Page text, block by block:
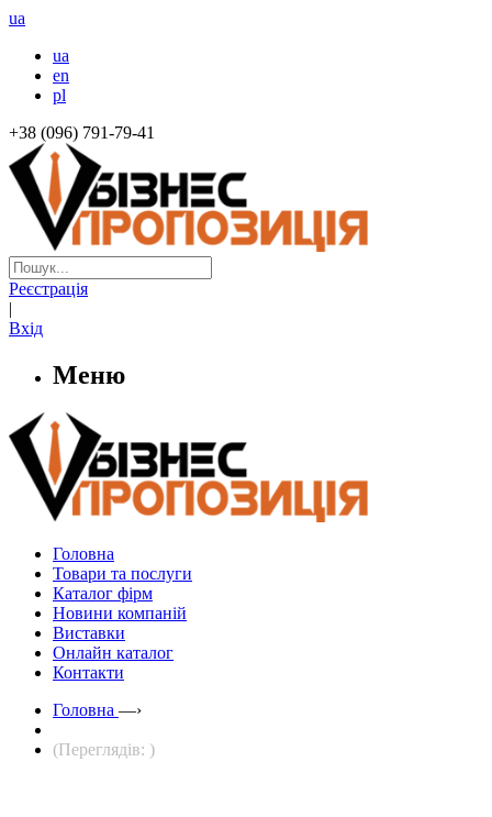
ua
ua
en
pl
+38 (096) 791-79-41
Реєстрація
|
Вхід
Меню
Головна
Товари та послуги
Каталог фірм
Новини компаній
Виставки
Онлайн каталог
Контакти
Головна —›
(Переглядів: )